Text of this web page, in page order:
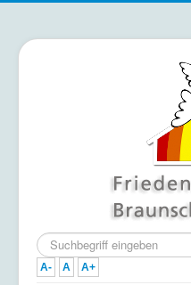
Suchen
...
A- A A+